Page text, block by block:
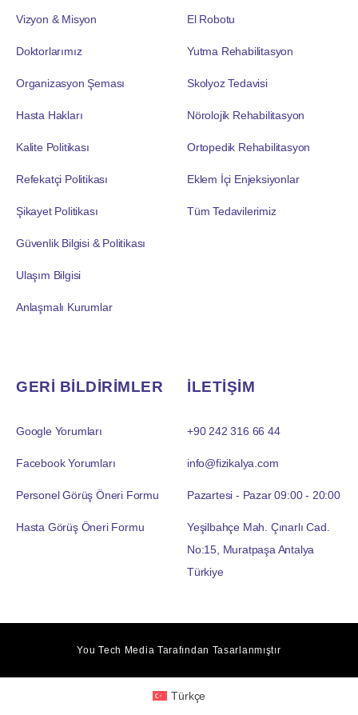
Vizyon & Misyon
Doktorlarımız
Organizasyon Şeması
Hasta Hakları
Kalite Politikası
Refekatçi Politikası
Şikayet Politikası
Güvenlik Bilgisi & Politikası
Ulaşım Bilgisi
Anlaşmalı Kurumlar
El Robotu
Yutma Rehabilitasyon
Skolyoz Tedavisi
Nörolojik Rehabilitasyon
Ortopedik Rehabilitasyon
Eklem İçi Enjeksiyonlar
Tüm Tedavilerimiz
GERİ BİLDİRİMLER
Google Yorumları
Facebook Yorumları
Personel Görüş Öneri Formu
Hasta Görüş Öneri Formu
İLETİŞİM
+90 242 316 66 44
info@fizikalya.com
Pazartesi - Pazar 09:00 - 20:00
Yeşilbahçe Mah. Çınarlı Cad.
No:15, Muratpaşa Antalya
Türkiye
You Tech Media Tarafından Tasarlanmıştır
Türkçe